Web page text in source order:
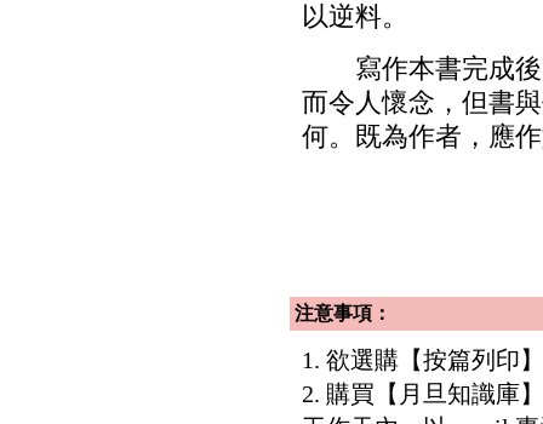
以逆料。
寫作本書完成後
而令人懷念，但書
何。既為作者，應
注意事項：
1. 欲選購【按篇列印
2. 購買【月旦知識庫